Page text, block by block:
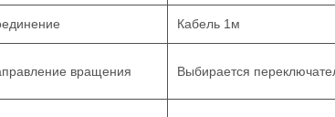
Кабель 1м
вращения Выбирается